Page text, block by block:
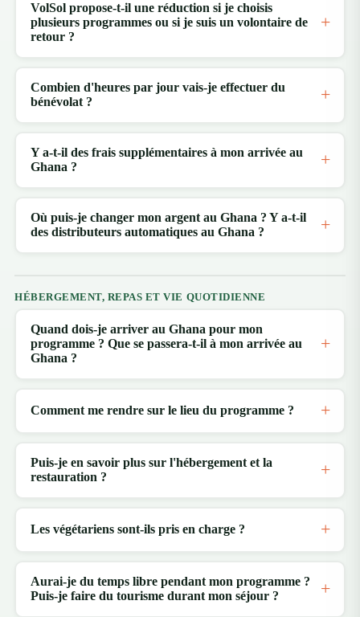
VolSol propose-t-il une réduction si je choisis
plusieurs programmes ou si je suis un volontaire de
retour ?
Combien d'heures par jour vais-je effectuer du
bénévolat ?
Y a-t-il des frais supplémentaires à mon arrivée au
Ghana ?
Où puis-je changer mon argent au Ghana ? Y a-t-il
des distributeurs automatiques au Ghana ?
HÉBERGEMENT, REPAS ET VIE QUOTIDIENNE
Quand dois-je arriver au Ghana pour mon
programme ? Que se passera-t-il à mon arrivée au
Ghana ?
Comment me rendre sur le lieu du programme ?
Puis-je en savoir plus sur l'hébergement et la
restauration ?
Les végétariens sont-ils pris en charge ?
Aurai-je du temps libre pendant mon programme ?
Puis-je faire du tourisme durant mon séjour ?